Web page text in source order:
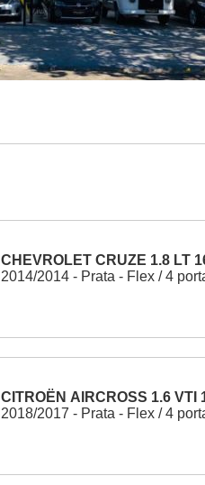
CHEVROLET CRUZE 1.8 LT
2014/2014 - Prata - Flex / 4
CITROËN AIRCROSS 1.6 VTI
2018/2017 - Prata - Flex / 4